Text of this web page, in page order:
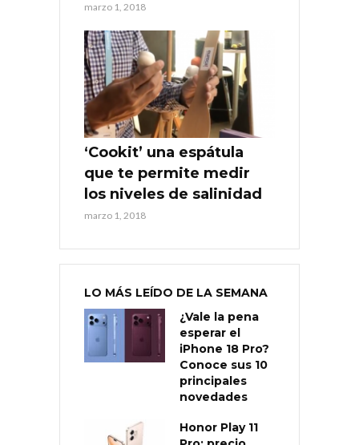
marzo 1, 2018
‘Cookit’ una espátula
que te permite medir
los niveles de salinidad
marzo 1, 2018
LO MÁS LEÍDO DE LA SEMANA
¿Vale la pena
esperar el
iPhone 18 Pro?
Conoce sus 10
principales
novedades
Honor Play 11